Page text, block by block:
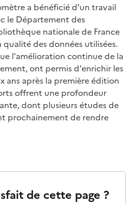
a bénéficié d'un travail
le Département des
nationale de France
qualité des données utilisées.
l'amélioration continue de la
ont permis d'enrichir les
ans après la première édition
offrent une profondeur
dont plusieurs études de
prochainement de rendre
de cette page ?